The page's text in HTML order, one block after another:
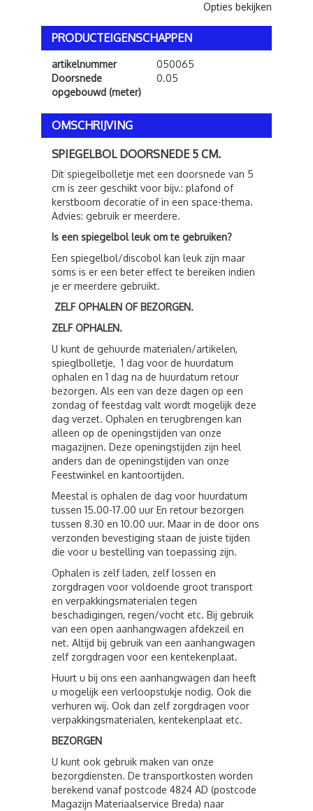
Opties bekijken
PRODUCTEIGENSCHAPPEN
artikelnummer
050065
Doorsnede
opgebouwd (meter)
0.05
OMSCHRIJVING
SPIEGELBOL DOORSNEDE 5 CM.
Dit spiegelbolletje met een doorsnede van 5
cm is zeer geschikt voor bijv.: plafond of
kerstboom decoratie of in een space-thema.
Advies: gebruik er meerdere.
Is een spiegelbol leuk om te gebruiken?
Een spiegelbol/discobol kan leuk zijn maar
soms is er een beter effect te bereiken indien
je er meerdere gebruikt.
ZELF OPHALEN OF BEZORGEN.
ZELF OPHALEN.
U kunt de gehuurde materialen/artikelen,
spieglbolletje, 1 dag voor de huurdatum
ophalen en 1 dag na de huurdatum retour
bezorgen. Als een van deze dagen op een
zondag of feestdag valt wordt mogelijk deze
dag verzet. Ophalen en terugbrengen kan
alleen op de openingstijden van onze
magazijnen. Deze openingstijden zijn heel
anders dan de openingstijden van onze
Feestwinkel en kantoortijden.
Meestal is ophalen de dag voor huurdatum
tussen 15.00-17.00 uur En retour bezorgen
tussen 8.30 en 10.00 uur. Maar in de door ons
verzonden bevestiging staan de juiste tijden
die voor u bestelling van toepassing zijn.
Ophalen is zelf laden, zelf lossen en
zorgdragen voor voldoende groot transport
en verpakkingsmaterialen tegen
beschadigingen, regen/vocht etc. Bij gebruik
van een open aanhangwagen afdekzeil en
net. Altijd bij gebruik van een aanhangwagen
zelf zorgdragen voor een kentekenplaat.
Huurt u bij ons een aanhangwagen dan heeft
u mogelijk een verloopstukje nodig. Ook die
verhuren wij. Ook dan zelf zorgdragen voor
verpakkingsmaterialen, kentekenplaat etc.
BEZORGEN
U kunt ook gebruik maken van onze
bezorgdiensten. De transportkosten worden
berekend vanaf postcode 4824 AD (postcode
Magazijn Materiaalservice Breda) naar